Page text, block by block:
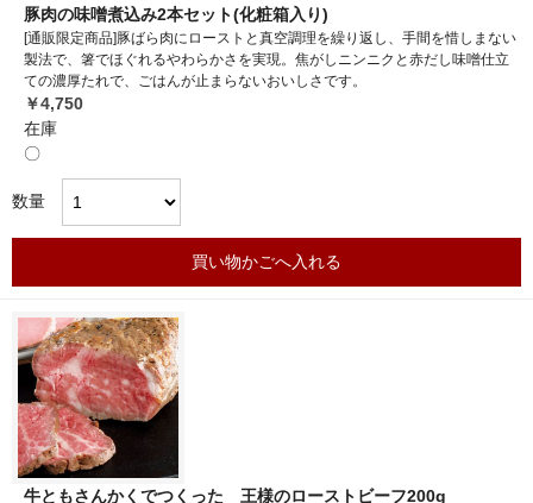
豚肉の味噌煮込み2本セット(化粧箱入り)
[通販限定商品]豚ばら肉にローストと真空調理を繰り返し、手間を惜しまない
製法で、箸でほぐれるやわらかさを実現。焦がしニンニクと赤だし味噌仕立
ての濃厚たれで、ごはんが止まらないおいしさです。
￥4,750
在庫
〇
数量
買い物かごへ入れる
牛ともさんかくでつくった 王様のローストビーフ200g